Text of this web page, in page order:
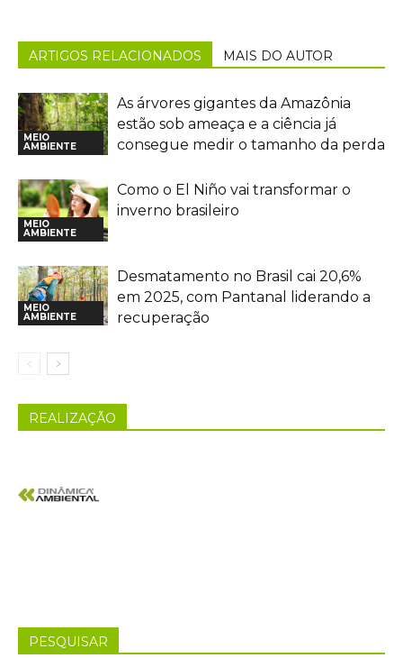
ARTIGOS RELACIONADOS MAIS DO AUTOR
MEIO
AMBIENTE
As árvores gigantes da Amazônia
estão sob ameaça e a ciência já
consegue medir o tamanho da perda
MEIO
AMBIENTE
Como o El Niño vai transformar o
inverno brasileiro
MEIO
AMBIENTE
Desmatamento no Brasil cai 20,6%
em 2025, com Pantanal liderando a
recuperação
REALIZAÇÃO
PESQUISAR